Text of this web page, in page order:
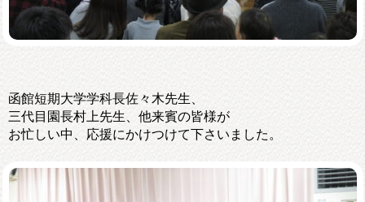
函館短期大学学科長佐々木先生、
三代目園長村上先生、他来賓の皆様が
お忙しい中、応援にかけつけて下さいました。